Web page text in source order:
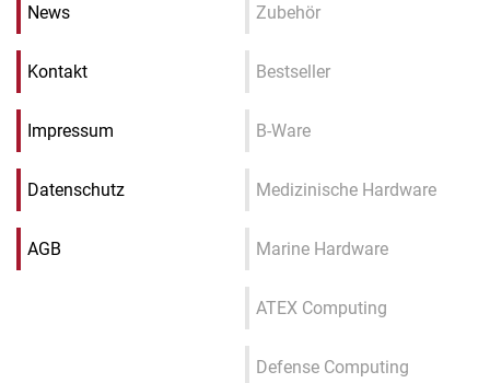
News
Kontakt
Impressum
Datenschutz
AGB
Zubehör
Bestseller
B-Ware
Medizinische Hardware
Marine Hardware
ATEX Computing
Defense Computing